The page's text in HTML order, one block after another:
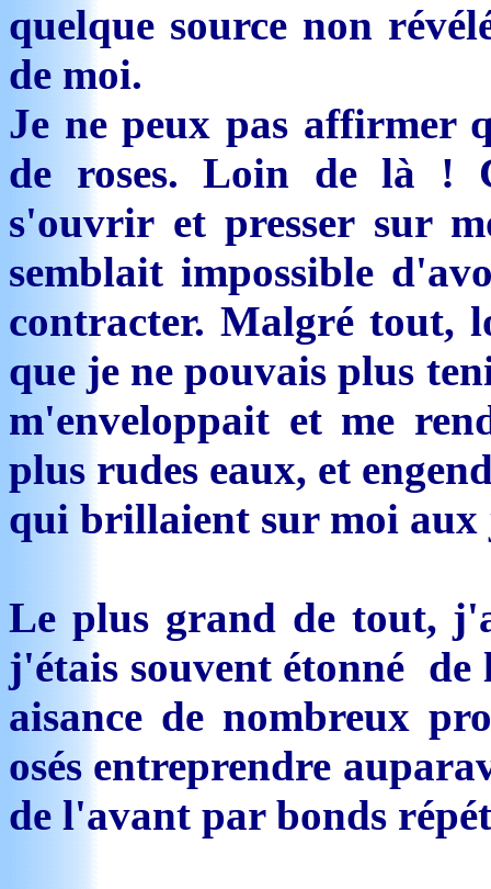
quelque source non
de moi.
Je ne peux pas affirmer
de roses. Loin de là !
s'ouvrir et presser sur
semblait impossible
contracter. Malgré tout,
que je ne pouvais plus
m'enveloppait et me
plus rudes eaux, et
qui brillaient sur moi aux
Le plus grand de tout,
j'étais souvent étonné de
aisance de nombreux
osés entreprendre
de l'avant par bonds